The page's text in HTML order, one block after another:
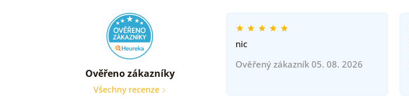
Ověřeno zákazníky
Všechny recenze
nic
Ověřený zákazník 05. 08. 2026